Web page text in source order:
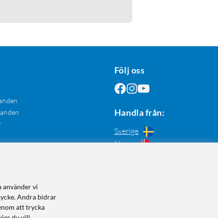
Följ oss
Handla från:
Sverige
Norge
använder vi
Andra bidrar
att trycka